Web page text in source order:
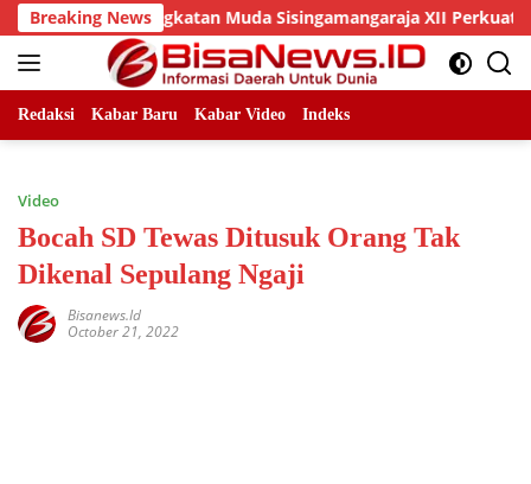
Skip
to
content
Breaking News
DPC Angkatan Muda Sisingamangaraja XII Perkuat
Redaksi Kabar Baru Kabar Video Indeks
Video
Bocah SD Tewas Ditusuk Orang Tak
Dikenal Sepulang Ngaji
Bisanews.id
October 21, 2022